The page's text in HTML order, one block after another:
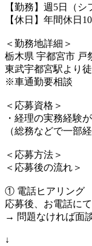
【勤務】週5日（シ
【休日】年間休日
＜勤務地詳細＞
栃木県 宇都宮市 戸
東武宇都宮駅より
※車通勤要相談
＜応募資格＞
・経理の実務経験
（総務などで一部
＜応募方法＞
＜応募後の流れ＞
① 電話ヒアリング
応募後、お電話に
→ 問題なければ面
↓